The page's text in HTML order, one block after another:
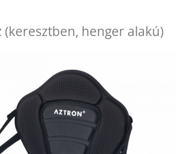
(keresztben, henger alakú)